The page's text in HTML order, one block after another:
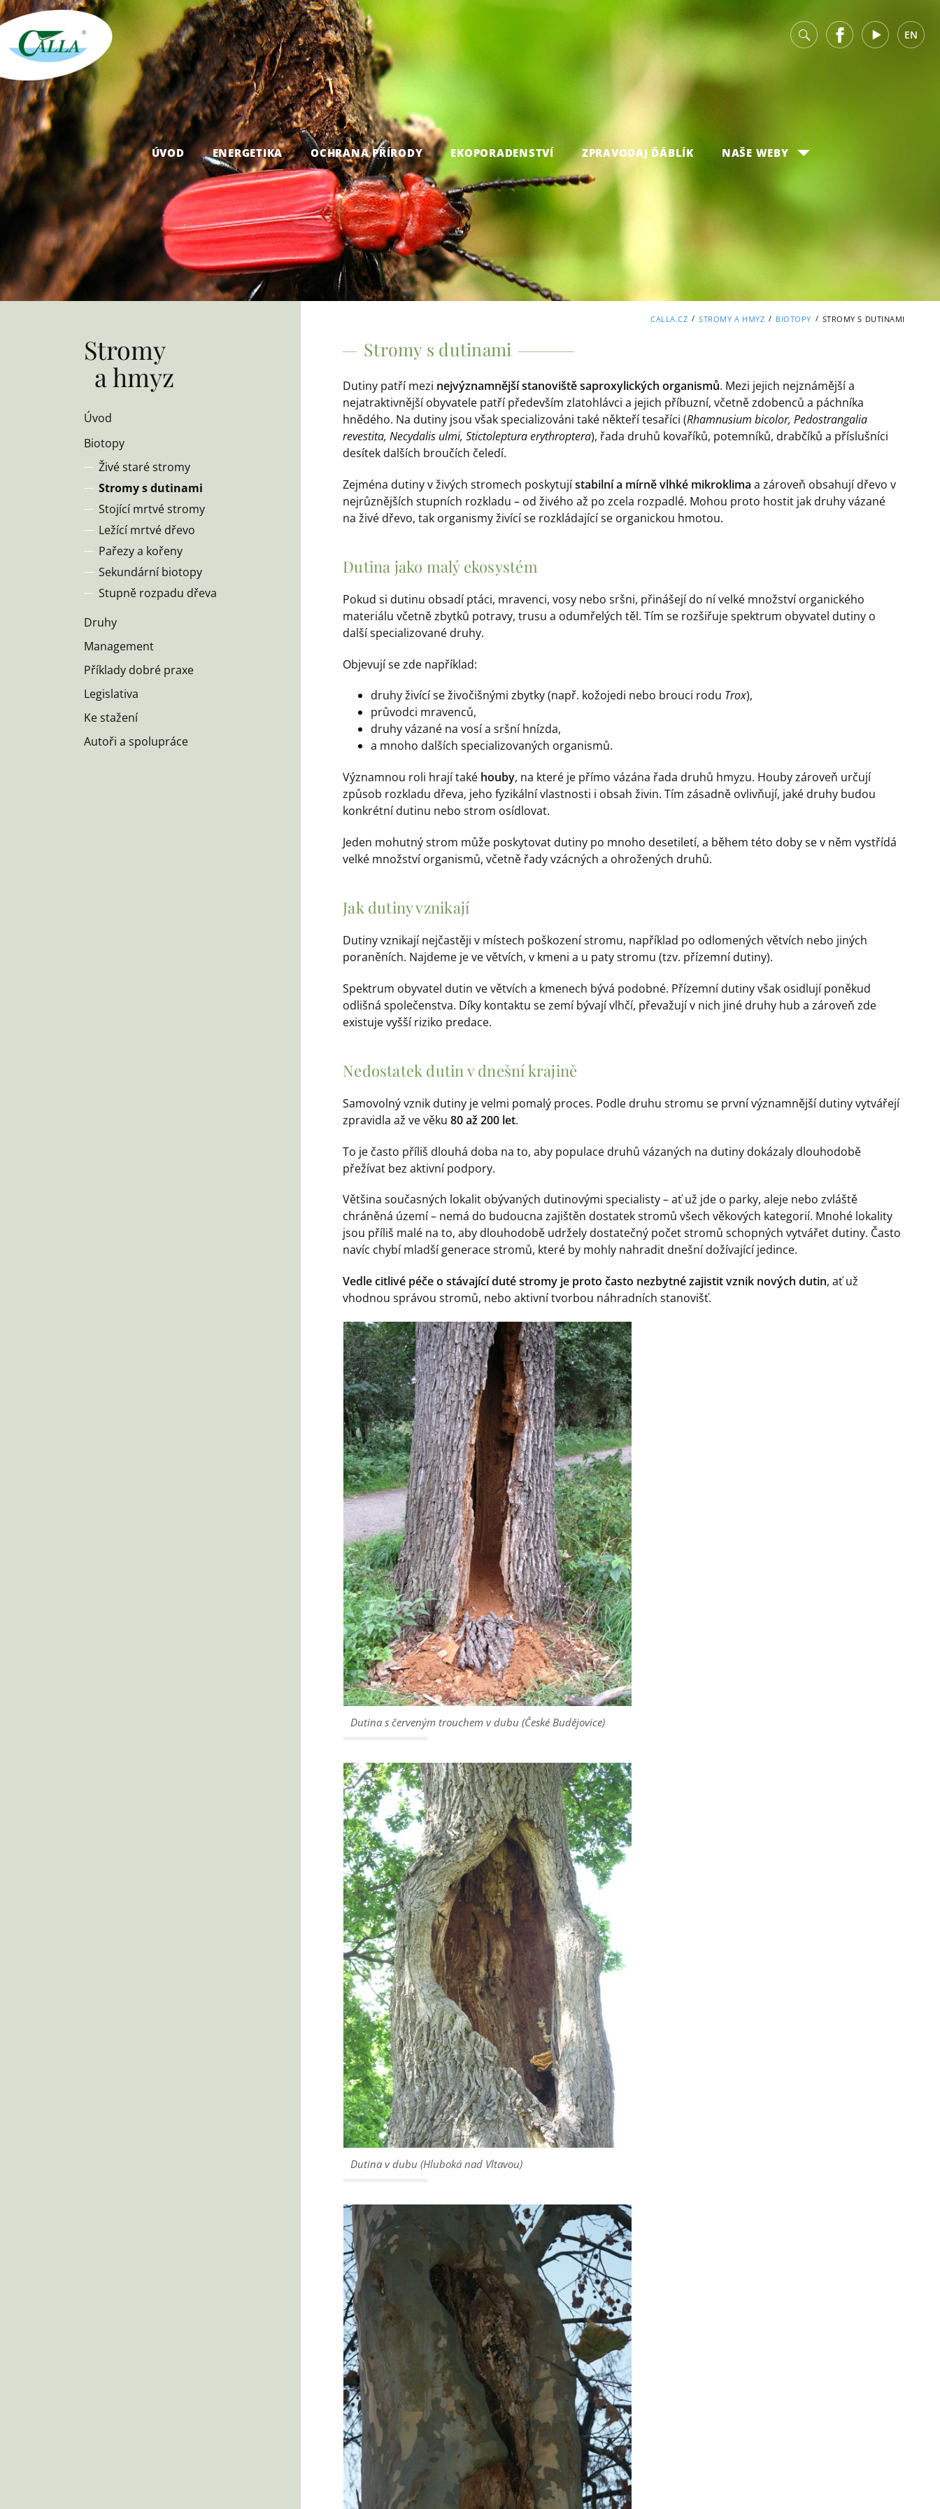
v FacebookYoutube EN
ÚVOD ENERGETIKA OCHRANA PŘÍRODY EKOPORADENSTVÍ ZPRAVODAJ ĎÁBLÍK NAŠE WEBY
CALLA.CZ / STROMY A HMYZ / BIOTOPY / STROMY S DUTINAMI
Stromy
a hmyz
Úvod
Biotopy
Živé staré stromy
Stromy s dutinami
Stojící mrtvé stromy
Ležící mrtvé dřevo
Pařezy a kořeny
Sekundární biotopy
Stupně rozpadu dřeva
Druhy
Management
Příklady dobré praxe
Legislativa
Ke stažení
Autoři a spolupráce
Stromy s dutinami
Dutiny patří mezi nejvýznamnější stanoviště saproxylických organismů. Mezi jejich nejznámější a
nejatraktivnější obyvatele patří především zlatohlávci a jejich příbuzní, včetně zdobenců a páchníka
hnědého. Na dutiny jsou však specializováni také někteří tesaříci (Rhamnusium bicolor, Pedostrangalia
revestita, Necydalis ulmi, Stictoleptura erythroptera), řada druhů kovaříků, potemníků, drabčíků a příslušníci
desítek dalších broučích čeledí.
Zejména dutiny v živých stromech poskytujístabilní a mírně vlhké mikroklima a zároveň obsahují dřevo v
nejrůznějších stupních rozkladu – od živého až po zcela rozpadlé. Mohou proto hostit jak druhy vázané
na živé dřevo, tak organismy živící se rozkládající se organickou hmotou.
Dutina jako malý ekosystém
Pokud si dutinu obsadí ptáci, mravenci, vosy nebo sršni, přinášejí do ní velké množství organického
materiálu včetně zbytků potravy, trusu a odumřelých těl. Tím se rozšiřuje spektrum obyvatel dutiny o
další specializované druhy.
Objevují se zde například:
druhy živící se živočišnými zbytky (např. kožojedi nebo brouci rodu Trox),
průvodci mravenců,
druhy vázané na vosí a sršní hnízda,
a mnoho dalších specializovaných organismů.
Významnou roli hrají také houby, na které je přímo vázána řada druhů hmyzu. Houby zároveň určují
způsob rozkladu dřeva, jeho fyzikální vlastnosti i obsah živin. Tím zásadně ovlivňují, jaké druhy budou
konkrétní dutinu nebo strom osídlovat.
Jeden mohutný strom může poskytovat dutiny po mnoho desetiletí, a během této doby se v něm vystřídá
velké množství organismů, včetně řady vzácných a ohrožených druhů.
Jak dutiny vznikají
Dutiny vznikají nejčastěji v místech poškození stromu, například po odlomených větvích nebo jiných
poraněních. Najdeme je ve větvích, v kmeni a u paty stromu (tzv. přízemní dutiny).
Spektrum obyvatel dutin ve větvích a kmenech bývá podobné. Přízemní dutiny však osidlují poněkud
odlišná společenstva. Díky kontaktu se zemí bývají vlhčí, převažují v nich jiné druhy hub a zároveň zde
existuje vyšší riziko predace.
Nedostatek dutin v dnešní krajině
Samovolný vznik dutiny je velmi pomalý proces. Podle druhu stromu se první významnější dutiny vytvářejí
zpravidla až ve věku80 až 200 let.
To je často příliš dlouhá doba na to, aby populace druhů vázaných na dutiny dokázaly dlouhodobě
přežívat bez aktivní podpory.
Většina současných lokalit obývaných dutinovými specialisty – ať už jde o parky, aleje nebo zvláště
chráněná území – nemá do budoucna zajištěn dostatek stromů všech věkových kategorií. Mnohé lokality
jsou příliš malé na to, aby dlouhodobě udržely dostatečný počet stromů schopných vytvářet dutiny. Často
navíc chybí mladší generace stromů, které by mohly nahradit dnešní dožívající jedince.
Vedle citlivé péče o stávající duté stromy je proto často nezbytné zajistit vznik nových dutin, ať už
vhodnou správou stromů, nebo aktivní tvorbou náhradních stanovišť.
Dutina s červeným trouchem v dubu (České Budějovice)
Dutina v dubu (Hluboká nad Vltavou)